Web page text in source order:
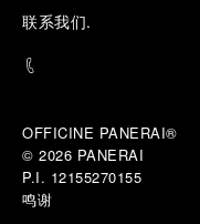
联系我们.
OFFICINE PANERAI®
© 2026 PANERAI
P.I. 12155270155
鸣谢